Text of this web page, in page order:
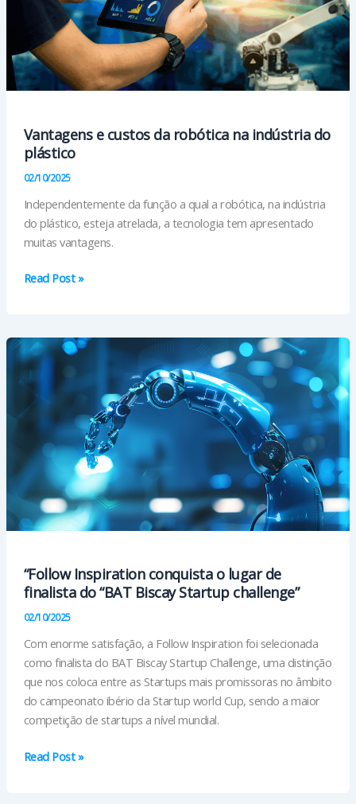
Vantagens e custos da robótica na indústria do
plástico
02/10/2025
Independentemente da função a qual a robótica, na indústria
do plástico, esteja atrelada, a tecnologia tem apresentado
muitas vantagens.
Vantagens
da
robótica
na
indústria
do
plástico
Read Post »
“Follow Inspiration conquista o lugar de
finalista do “BAT Biscay Startup challenge”
02/10/2025
Com enorme satisfação, a Follow Inspiration foi selecionada
como finalista do BAT Biscay Startup Challenge, uma distinção
que nos coloca entre as Startups mais promissoras no âmbito
do campeonato ibério da Startup world Cup, sendo a maior
competição de startups a nível mundial.
“Follow
Read Post »